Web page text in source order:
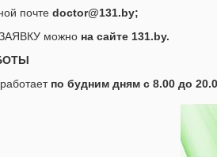
почте doctor@131.by;
можно на сайте 131.by.
по будним дням с 8.00 до